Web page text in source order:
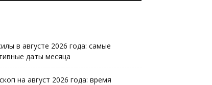
в августе 2026 года: самые
даты месяца
на август 2026 года: время